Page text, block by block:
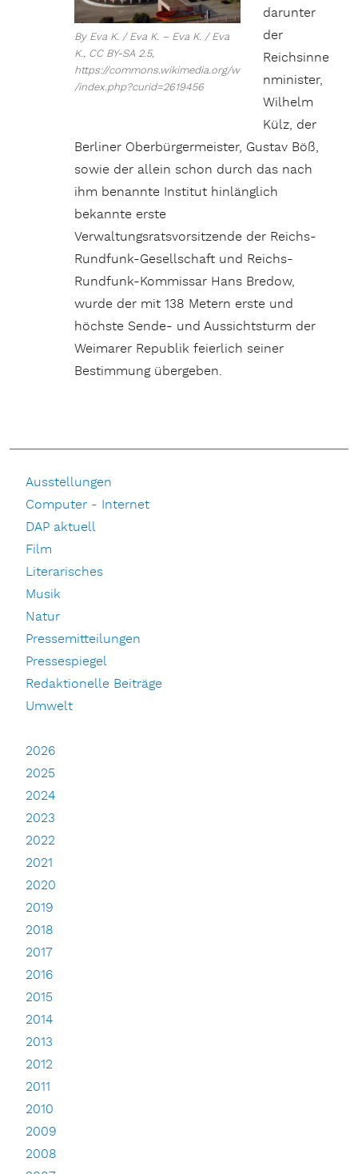
By Eva K. / Eva K. – Eva K. / Eva
K., CC BY-SA 2.5,
https://commons.wikimedia.org/w
/index.php?curid=2619456
darunter
der
Reichsinne
nminister,
Wilhelm
Külz, der
Berliner Oberbürgermeister, Gustav Böß,
sowie der allein schon durch das nach
ihm benannte Institut hinlänglich
bekannte erste
Verwaltungsratsvorsitzende der Reichs-
Rundfunk-Gesellschaft und Reichs-
Rundfunk-Kommissar Hans Bredow,
wurde der mit 138 Metern erste und
höchste Sende- und Aussichtsturm der
Weimarer Republik feierlich seiner
Bestimmung übergeben.
Ausstellungen
Computer - Internet
DAP aktuell
Film
Literarisches
Musik
Natur
Pressemitteilungen
Pressespiegel
Redaktionelle Beiträge
Umwelt
2026
2025
2024
2023
2022
2021
2020
2019
2018
2017
2016
2015
2014
2013
2012
2011
2010
2009
2008